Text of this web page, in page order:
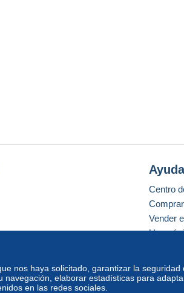
nos haya solicitado, garantizar la seguridad
elaborar estadísticas para
en las redes sociales.
Ayuda
Centro
Vender
Una